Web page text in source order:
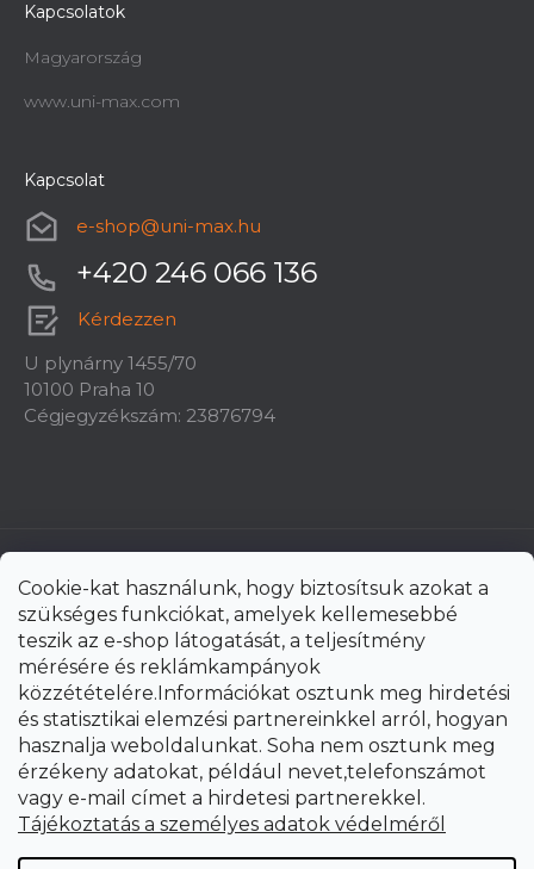
Cookie-kat használunk, hogy biztosítsuk azokat a
szükséges funkciókat, amelyek kellemesebbé
teszik az e-shop látogatását, a teljesítmény
mérésére és reklámkampányok
közzétételére.Információkat osztunk meg hirdetési
és statisztikai elemzési partnereinkkel arról, hogyan
hasznalja weboldalunkat. Soha nem osztunk meg
érzékeny adatokat, például nevet,telefonszámot
vagy e-mail címet a hirdetesi partnerekkel.
Tájékoztatás a személyes adatok védelméről
Kapcsolatok
Magyarország
www.uni-max.com
Kapcsolat
e-shop@uni-max.hu
+420 246 066 136
Kérdezzen
U plynárny 1455/70
10100 Praha 10
Cégjegyzékszám: 23876794
Shoptet Premium készítette